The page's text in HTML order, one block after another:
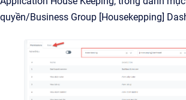
quyền/Business Group [Housekepping]